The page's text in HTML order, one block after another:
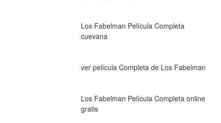
Los Fabelman Película Completa
cuevana
ver película Completa de Los Fabelman
Los Fabelman Película Completa online
gratis